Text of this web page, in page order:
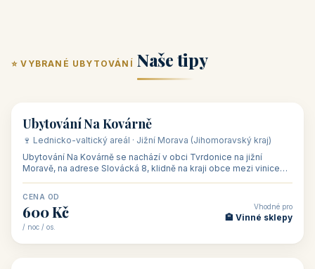
⭐ VYBRANÉ UBYTOVÁNÍ Naše tipy
🏡 penzion
Ubytování Na Kovárně
🍷 Lednicko-valtický areál · Jižní Morava (Jihomoravský kraj)
Ubytování Na Kovárně se nachází v obci Tvrdonice na jižní
Moravě, na adrese Slovácká 8, klidně na kraji obce mezi vinicemi,
CENA OD
600 Kč
/ noc / os.
Vhodné pro
🏨 Vinné sklepy